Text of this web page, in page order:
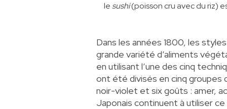
lesushi(poisson cru avec du riz)
Dans les années 1800, les
grande variété d’aliments
en utilisant l’une des cinq
ont été divisés en cinq groupes
noir-violet et six goûts : amer,
Japonais continuent à utiliser